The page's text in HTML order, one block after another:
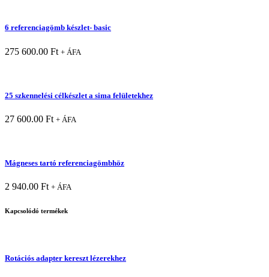
6 referenciagömb készlet- basic
275 600.00 Ft + ÁFA
25 szkennelési célkészlet a sima felületekhez
27 600.00 Ft + ÁFA
Mágneses tartó referenciagömbhöz
2 940.00 Ft + ÁFA
Kapcsolódó termékek
Rotációs adapter kereszt lézerekhez